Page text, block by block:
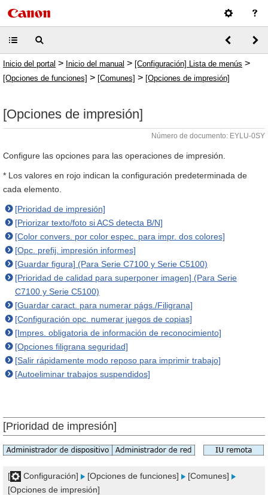
Inicio del portal > Inicio del manual > [Configuración] Lista de menús >
[Opciones de funciones] > [Comunes] > [Opciones de impresión]
[Opciones de impresión]
Número de documento: EYLU-0SY
Configure las opciones para las operaciones de impresión.
* Los valores en rojo indican la configuración predeterminada de
cada elemento.
[Prioridad de impresión]
[Priorizar texto/foto si ACS detecta B/N]
[Color convers. por color espec. para impr. dos colores]
[Opc. prefij. impresión informes]
[Guardar figura] (Para Serie C7100 y Serie C5100)
[Prioridad de calidad para superponer imagen] (Para Serie
C7100 y Serie C5100)
[Guardar caract. para numerar págs./Filigrana]
[Configuración opc. numerar juegos de copias]
[Impres. obligatoria de información de reconocimiento]
[Opciones filigrana seguridad]
[Salir rápidamente modo reposo para imprimir trabajo]
[Autoeliminar trabajos suspendidos]
[Prioridad de impresión]
[ Configuración] [Opciones de funciones]
[Comunes]
[Opciones de impresión]